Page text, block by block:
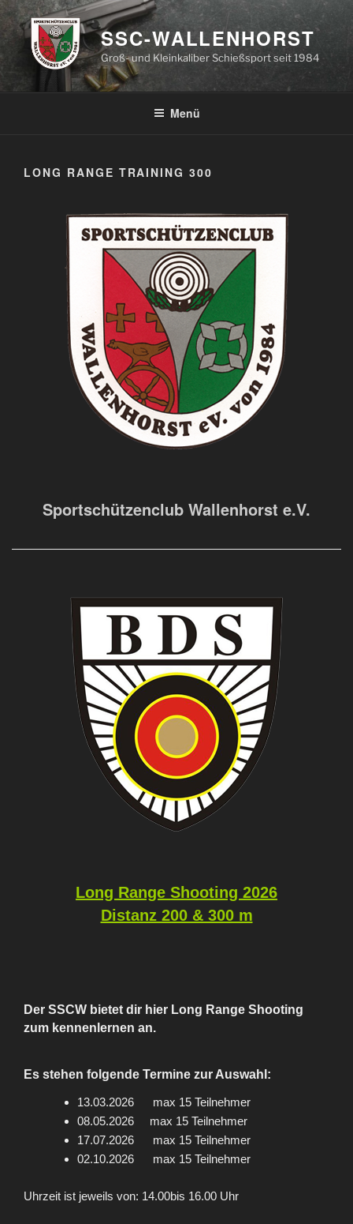
Zum
Inhalt
springen
SSC-WALLENHORST
Groß- und Kleinkaliber Schießsport seit 1984
Menü
LONG RANGE TRAINING 300
Sportschützenclub Wallenhorst e.V.
Long Range Shooting 2026
Distanz 200 & 300 m
Der SSCW bietet dir hier Long Range Shooting
zum kennenlernen an.
Es stehen folgende Termine zur Auswahl:
13.03.2026 max 15 Teilnehmer
08.05.2026 max 15 Teilnehmer
17.07.2026 max 15 Teilnehmer
02.10.2026 max 15 Teilnehmer
Uhrzeit ist jeweils von: 14.00bis 16.00 Uhr